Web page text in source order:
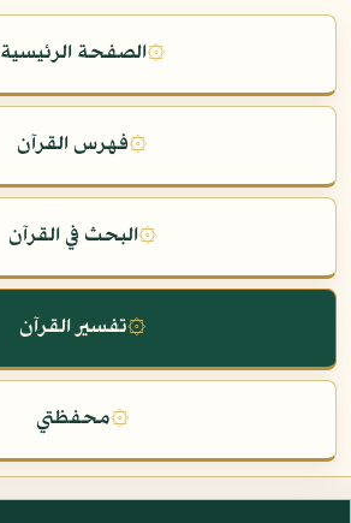
۞الصفحة الرئيسية
۞فهرس القرآن
۞البحث في القرآن
۞تفسير القرآن
۞محفظتي